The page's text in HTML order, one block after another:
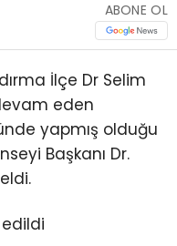
ABONE OL
İlçe Dr Selim
eden
yapmış olduğu
Başkanı Dr.